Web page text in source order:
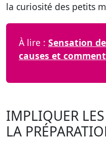
la curiosité des petits
À lire : Sensation
causes et
IMPLIQUER
LA